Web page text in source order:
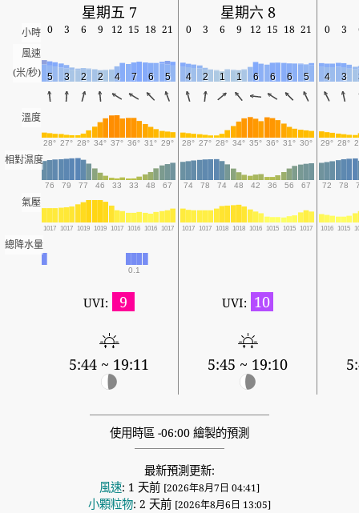
星期五 7 星期六 8
小時 0 3 6 9 12 15 18 21 0 3 6 9 12 15 18 21 0 3
風速
(米/秒) 5 3 2 2 4 7 6 5 4 2 1 1 6 6 6 5 4 3
溫度
28° 27° 28° 34° 37° 36° 31° 29° 28° 27° 28° 34° 35° 36° 31° 30° 29° 28°
相對濕度
76 79 77 46 33 33 48 67 74 78 74 48 42 36 56 67 72 78
氣壓
1017 1017 1019 1019 1017 1016 1016 1017 1017 1017 1018 1018 1016 1015 1015 1017 1016 1015
總降水量
0.1
UVI: 9
5:44 ~ 19:11
UVI: 10
5:45 ~ 19:10
使用時區 -06:00 繪製的預測
最新預測更新:
風速: 1 天前 [2026年8月7日 04:41]
小顆粒物: 2 天前 [2026年8月6日 13:05]